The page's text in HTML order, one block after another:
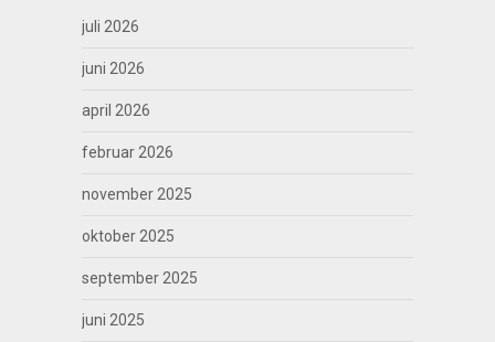
juli 2026
juni 2026
april 2026
februar 2026
november 2025
oktober 2025
september 2025
juni 2025